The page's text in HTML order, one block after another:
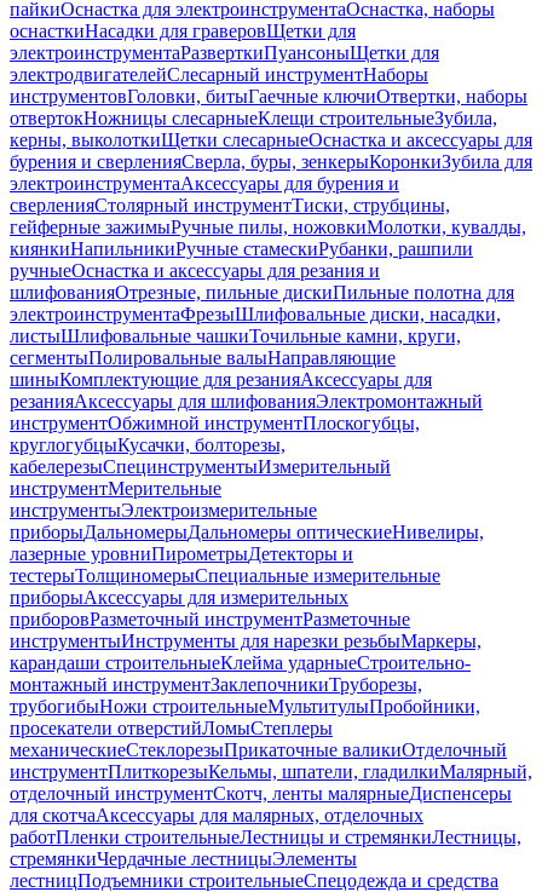
пайкиОснастка для электроинструментаОснастка, наборы
оснасткиНасадки для граверовЩетки для
электроинструментаРазверткиПуансоныЩетки для
электродвигателейСлесарный инструментНаборы
инструментовГоловки, битыГаечные ключиОтвертки, наборы
отвертокНожницы слесарныеКлещи строительныеЗубила,
керны, выколоткиЩетки слесарныеОснастка и аксессуары для
бурения и сверленияСверла, буры, зенкерыКоронкиЗубила для
электроинструментаАксессуары для бурения и
сверленияСтолярный инструментТиски, струбцины,
гейферные зажимыРучные пилы, ножовкиМолотки, кувалды,
киянкиНапильникиРучные стамескиРубанки, рашпили
ручныеОснастка и аксессуары для резания и
шлифованияОтрезные, пильные дискиПильные полотна для
электроинструментаФрезыШлифовальные диски, насадки,
листыШлифовальные чашкиТочильные камни, круги,
сегментыПолировальные валыНаправляющие
шиныКомплектующие для резанияАксессуары для
резанияАксессуары для шлифованияЭлектромонтажный
инструментОбжимной инструментПлоскогубцы,
круглогубцыКусачки, болторезы,
кабелерезыСпецинструментыИзмерительный
инструментМерительные
инструментыЭлектроизмерительные
приборыДальномерыДальномеры оптическиеНивелиры,
лазерные уровниПирометрыДетекторы и
тестерыТолщиномерыСпециальные измерительные
приборыАксессуары для измерительных
приборовРазметочный инструментРазметочные
инструментыИнструменты для нарезки резьбыМаркеры,
карандаши строительныеКлейма ударныеСтроительно-
монтажный инструментЗаклепочникиТруборезы,
трубогибыНожи строительныеМультитулыПробойники,
просекатели отверстийЛомыСтеплеры
механическиеСтеклорезыПрикаточные валикиОтделочный
инструментПлиткорезыКельмы, шпатели, гладилкиМалярный,
отделочный инструментСкотч, ленты малярныеДиспенсеры
для скотчаАксессуары для малярных, отделочных
работПленки строительныеЛестницы и стремянкиЛестницы,
стремянкиЧердачные лестницыЭлементы
лестницПодъемники строительныеСпецодежда и средства